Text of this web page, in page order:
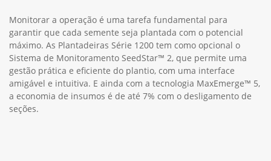
Monitorar a operação é uma tarefa fundamental para
garantir que cada semente seja plantada com o potencial
máximo. As Plantadeiras Série 1200 tem como opcional o
Sistema de Monitoramento SeedStar™ 2, que permite uma
gestão prática e eficiente do plantio, com uma interface
amigável e intuitiva. E ainda com a tecnologia MaxEmerge™ 5,
a economia de insumos é de até 7% com o desligamento de
seções.